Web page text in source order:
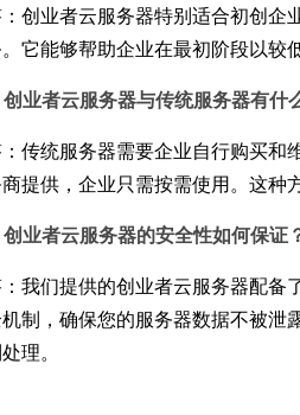
创业者云服务器特别适合初创企
它能够帮助企业在最初阶段以较
创业者云服务器与传统服务器有什
传统服务器需要企业自行购买和
提供，企业只需按需使用。这种
创业者云服务器的安全性如何保证
我们提供的创业者云服务器配备
制，确保您的服务器数据不被泄
理。